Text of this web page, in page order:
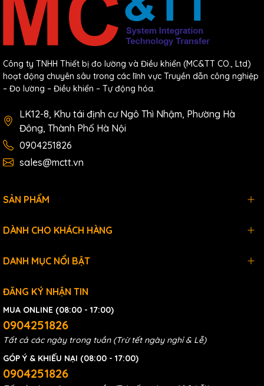
Công ty TNHH Thiết bị đo lường và Điều khiển (MC&TT CO., Ltd)
hoạt động chuyên sâu trong các lĩnh vực Truyền dẫn công nghiệp
– Đo lường – Điều khiển – Tự động hóa.
LK12-8, Khu tái định cư Ngô Thì Nhậm, Phường Hà
Đông, Thành Phố Hà Nội
0904251826
sales@mctt.vn
SẢN PHẨM
DÀNH CHO KHÁCH HÀNG
DANH MỤC NỔI BẬT
ĐĂNG KÝ NHẬN TIN
MUA ONLINE (08:00 - 17:00)
0904251826
Tất cả các ngày trong tuần (Trừ tết ngày nghỉ & Lễ)
GÓP Ý & KHIẾU NẠI (08:00 - 17:00)
0904251826